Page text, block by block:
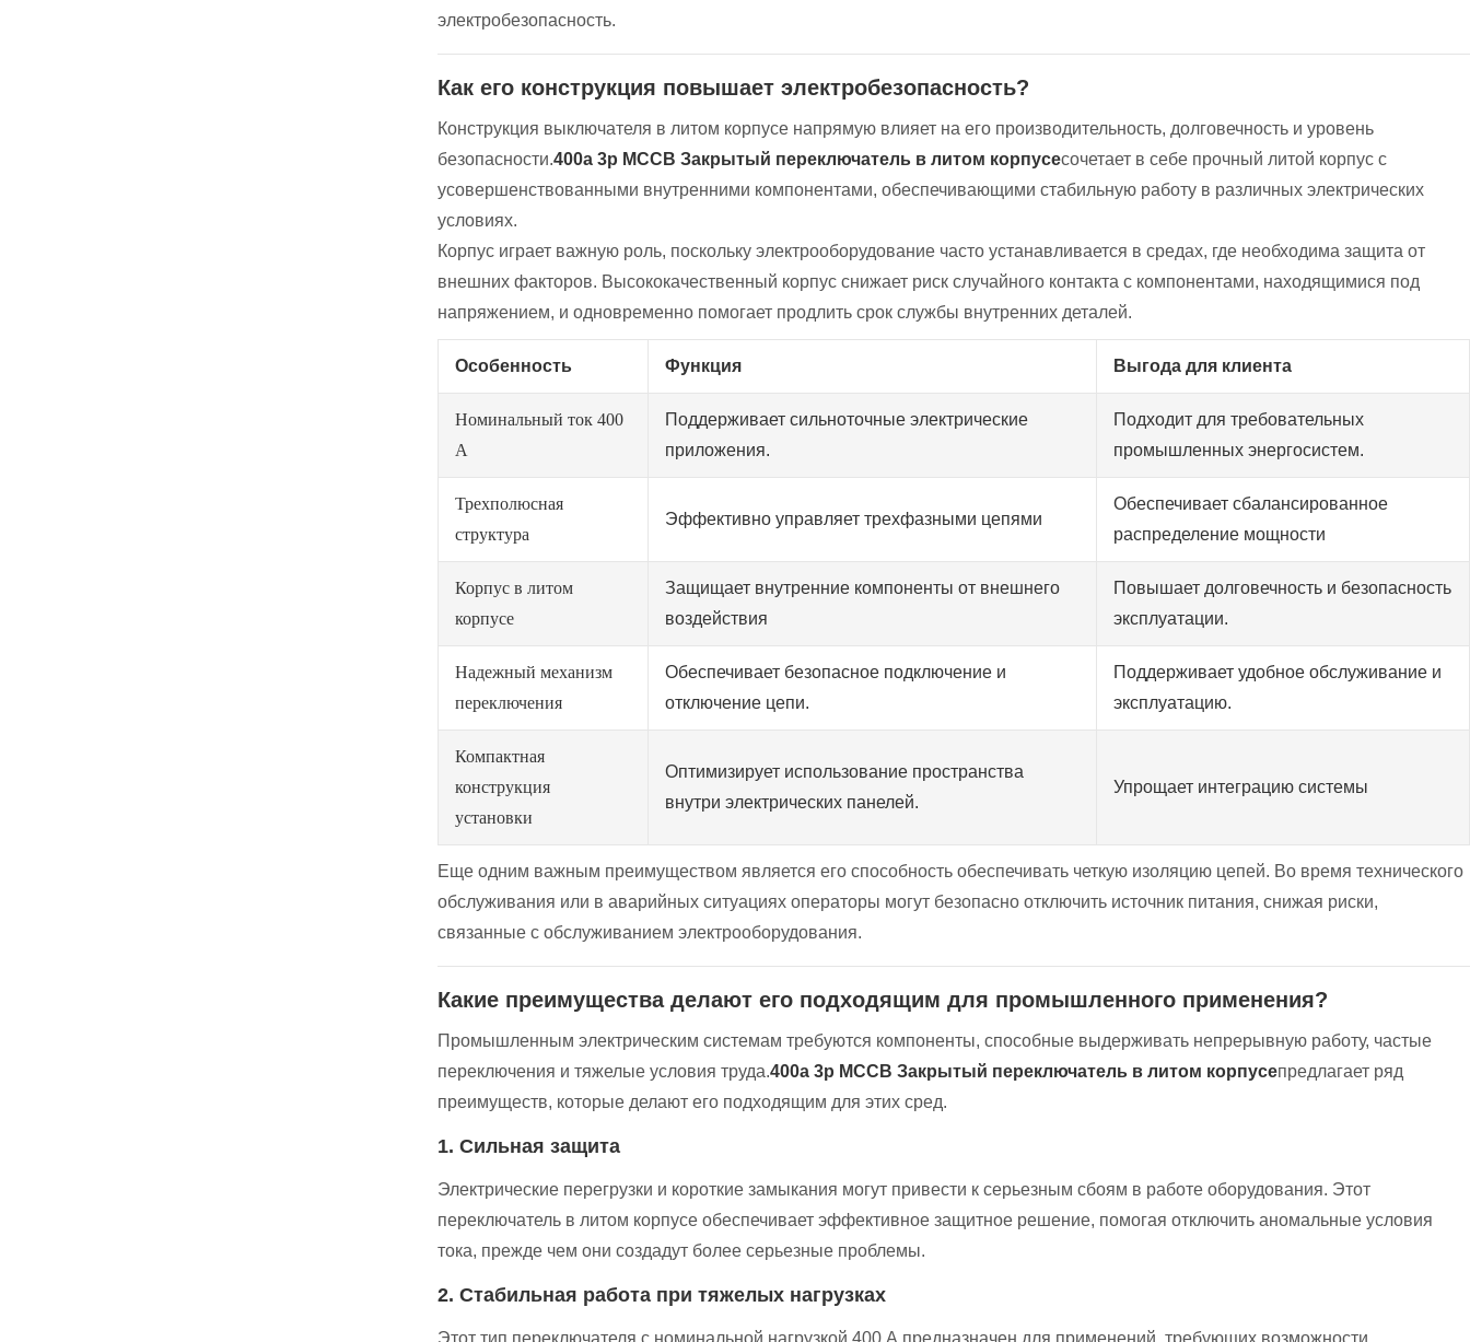
электробезопасность.
Как его конструкция повышает электробезопасность?
Конструкция выключателя в литом корпусе напрямую влияет на его производительность, долговечность и уровень
безопасности.400a 3p MCCB Закрытый переключатель в литом корпусесочетает в себе прочный литой корпус с
усовершенствованными внутренними компонентами, обеспечивающими стабильную работу в различных электрических
условиях.
Корпус играет важную роль, поскольку электрооборудование часто устанавливается в средах, где необходима защита от
внешних факторов. Высококачественный корпус снижает риск случайного контакта с компонентами, находящимися под
напряжением, и одновременно помогает продлить срок службы внутренних деталей.
Особенность Функция Выгода для клиента
Номинальный ток 400
А
Поддерживает сильноточные электрические
приложения.
Подходит для требовательных
промышленных энергосистем.
Трехполюсная
структура
Эффективно управляет трехфазными цепями
Обеспечивает сбалансированное
распределение мощности
Корпус в литом
корпусе
Защищает внутренние компоненты от внешнего
воздействия
Повышает долговечность и безопасность
эксплуатации.
Надежный механизм
переключения
Обеспечивает безопасное подключение и
отключение цепи.
Поддерживает удобное обслуживание и
эксплуатацию.
Компактная
конструкция
установки
Оптимизирует использование пространства
внутри электрических панелей.
Упрощает интеграцию системы
Еще одним важным преимуществом является его способность обеспечивать четкую изоляцию цепей. Во время технического
обслуживания или в аварийных ситуациях операторы могут безопасно отключить источник питания, снижая риски,
связанные с обслуживанием электрооборудования.
Какие преимущества делают его подходящим для промышленного применения?
Промышленным электрическим системам требуются компоненты, способные выдерживать непрерывную работу, частые
переключения и тяжелые условия труда.400a 3p MCCB Закрытый переключатель в литом корпусепредлагает ряд
преимуществ, которые делают его подходящим для этих сред.
1. Сильная защита
Электрические перегрузки и короткие замыкания могут привести к серьезным сбоям в работе оборудования. Этот
переключатель в литом корпусе обеспечивает эффективное защитное решение, помогая отключить аномальные условия
тока, прежде чем они создадут более серьезные проблемы.
2. Стабильная работа при тяжелых нагрузках
Этот тип переключателя с номинальной нагрузкой 400 А предназначен для применений, требующих возможности